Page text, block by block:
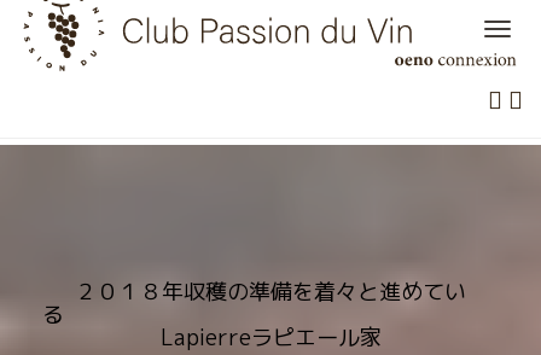
Skip
content
２０１８年収穫の準備を着々と進めてい
る
Lapierreラピエール家